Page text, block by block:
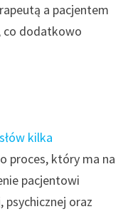
a pacjentem
co dodatkowo
kilka
proces, który ma na
pacjentowi
psychicznej oraz